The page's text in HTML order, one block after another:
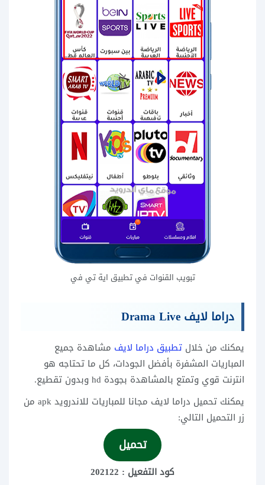
تبويب القنوات في تطبيق اية تي في
دراما لايف Drama Live
يمكنك من خلال تطبيق دراما لايف مشاهدة جميع
المباريات المشفرة بأفضل الجودات، كل ما تحتاجه هو
انترنت قوي وتمتع بالمشاهدة بجودة hd وبدون تقطيع.
يمكنك تحميل دراما لايف مجانا للمباريات للاندرويد apk من
زر التحميل التالي:
تحميل
كود التفعيل : 202122